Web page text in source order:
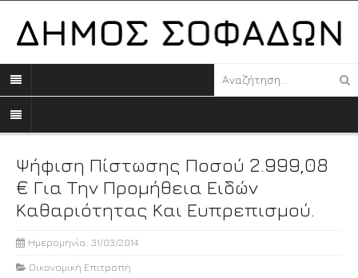
Ψήφιση Πίστωσης Ποσού 2.999,08
€ Για Την Προμήθεια Ειδών
Καθαριότητας Και Ευπρεπισμού.
Ημερομηνία: 31/03/2014
Οικονομική Επιτροπή